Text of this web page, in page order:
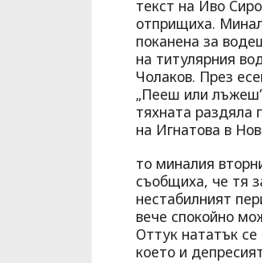
текст на Иво
отприщиха.
поканена за
на титулярния
Чолаков. През
„Пееш или
тяхната раздяла
на Игнатова в
то миналия
съобщиха, че тя
нестабилният
вече спокойно
Оттук нататък се
което и